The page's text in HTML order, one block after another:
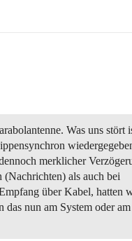
Was uns stört
merklicher
als auch bei
über Kabel, hatten
das nun am System oder